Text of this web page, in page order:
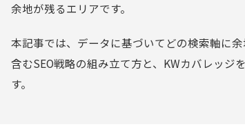
余地が残るエリアです。
本記事では、データに基づいてどの検索軸に
含むSEO戦略の組み立て方と、KWカバレッジ
す。